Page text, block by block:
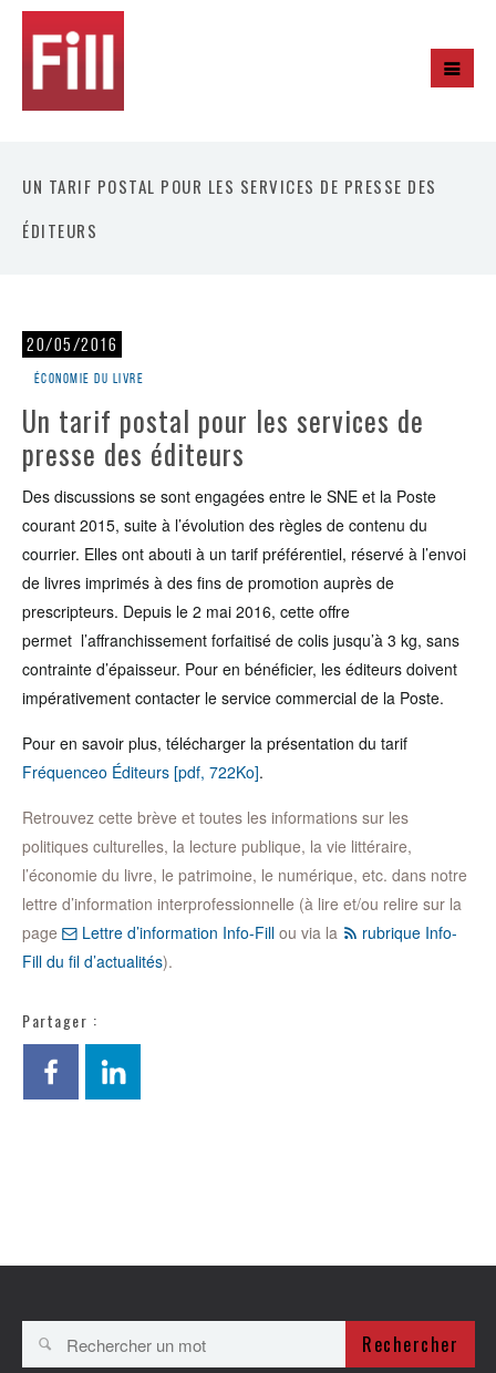
UN TARIF POSTAL POUR LES SERVICES DE PRESSE DES
ÉDITEURS
20/05/2016
Économie du livre
Un tarif postal pour les services de
presse des éditeurs
Des discussions se sont engagées entre le SNE et la Poste
courant 2015, suite à l’évolution des règles de contenu du
courrier. Elles ont abouti à un tarif préférentiel, réservé à l’envoi
de livres imprimés à des fins de promotion auprès de
prescripteurs. Depuis le 2 mai 2016, cette offre
permet l’affranchissement forfaitisé de colis jusqu’à 3 kg, sans
contrainte d’épaisseur. Pour en bénéficier, les éditeurs doivent
impérativement contacter le service commercial de la Poste.
Pour en savoir plus, télécharger la présentation du tarif
Fréquenceo Éditeurs [pdf, 722Ko].
Retrouvez cette brève et toutes les informations sur les
politiques culturelles, la lecture publique, la vie littéraire,
l’économie du livre, le patrimoine, le numérique, etc. dans notre
lettre d’information interprofessionnelle (à lire et/ou relire sur la
page
Lettre d’information Info-Fill ou via la
rubrique Info-
Fill du fil d’actualités).
Partager :
Rechercher